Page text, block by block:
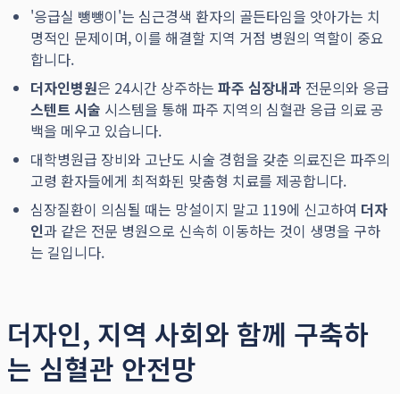
'응급실 뺑뺑이'는 심근경색 환자의 골든타임을 앗아가는 치
명적인 문제이며, 이를 해결할 지역 거점 병원의 역할이 중요
합니다.
더자인병원은 24시간 상주하는 파주 심장내과 전문의와 응급
스텐트 시술 시스템을 통해 파주 지역의 심혈관 응급 의료 공
백을 메우고 있습니다.
대학병원급 장비와 고난도 시술 경험을 갖춘 의료진은 파주의
고령 환자들에게 최적화된 맞춤형 치료를 제공합니다.
심장질환이 의심될 때는 망설이지 말고 119에 신고하여 더자
인과 같은 전문 병원으로 신속히 이동하는 것이 생명을 구하
는 길입니다.
더자인, 지역 사회와 함께 구축하
는 심혈관 안전망